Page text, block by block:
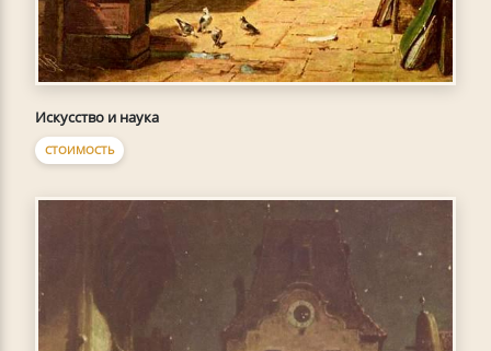
Искусство и наука
СТОИМОСТЬ